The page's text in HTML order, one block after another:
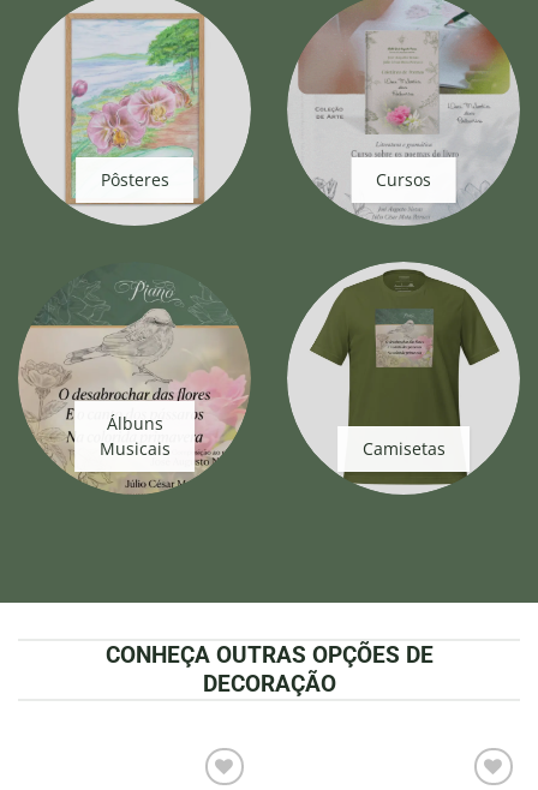
Pôsteres Cursos
Álbuns
Musicais
Camisetas
CONHEÇA OUTRAS OPÇÕES DE
DECORAÇÃO